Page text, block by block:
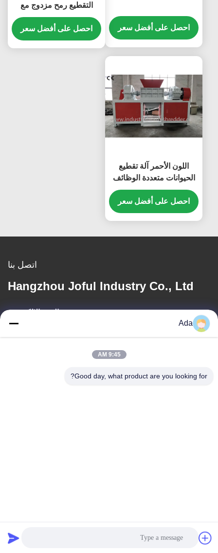
احصل على أفضل سعر
التقطيع رمح مزدوج مع
قدرة مخصصة
احصل على أفضل سعر
اللون الأحمر آلة تقطيع
الحيوانات متعددة الوظائف
للدجاج / خنزير
احصل على أفضل سعر
اتصل بنا
Hangzhou Joful Industry Co., Ltd
البريد الإلكتروني
Ada
9:45 AM
Good day, what product are you looking for?